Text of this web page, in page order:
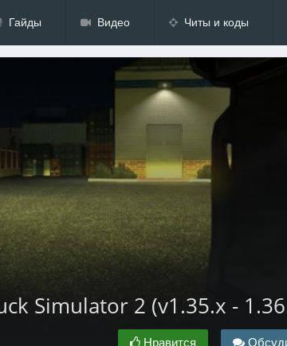
Гайды Видео Читы и коды
Simulator 2 (v1.35.x -
Нравится